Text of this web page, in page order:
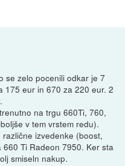
se zelo pocenili odkar je 7
175 eur in 670 za 220 eur. 2
na trgu 660Ti, 760,
v tem vrstem redu).
izvedenke (boost,
Ti Radeon 7950. Ker sta
smiseln nakup.